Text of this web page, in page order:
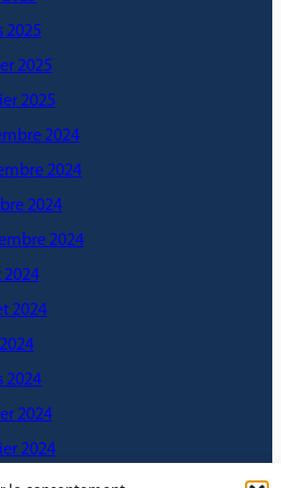
2025
2025
2025
2024
2024
2024
2024
2024
2024
2024
2024
2023